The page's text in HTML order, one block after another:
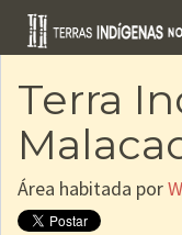
Terra
Área habitada por